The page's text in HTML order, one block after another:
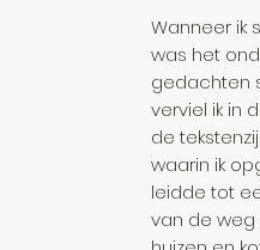
Wanneer ik
was het
gedachten
verviel ik in
de
waarin ik
leidde tot
van de weg